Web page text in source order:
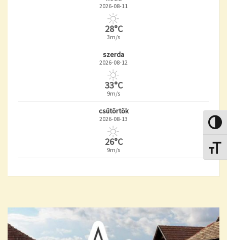
2026-08-11
28°C
3m/s
szerda
2026-08-12
33°C
9m/s
csütörtök
2026-08-13
26°C
9m/s